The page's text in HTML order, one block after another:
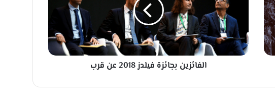
ي
ن
ب
ئ
الفائزين بجائزة فيلدز 2018 عن قرب